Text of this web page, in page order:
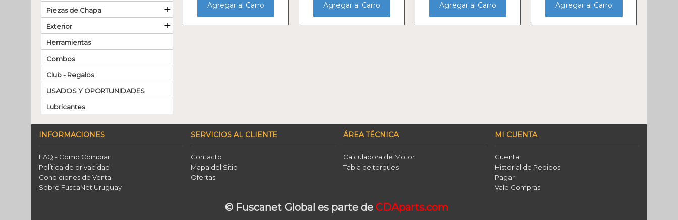
Piezas de Chapa
+
Exterior +
Herramientas
Combos
Club - Regalos
USADOS Y OPORTUNIDADES
Lubricantes
Agregar al Carro Agregar al Carro Agregar al Carro Agregar al Carro
INFORMACIONES
FAQ - Como Comprar
Política de privacidad
Condiciones de Venta
Sobre FuscaNet Uruguay
SERVICIOS AL CLIENTE
Contacto
Mapa del Sitio
Ofertas
ÁREA TÉCNICA
Calculadora de Motor
Tabla de torques
MI CUENTA
Cuenta
Historial de Pedidos
Pagar
Vale Compras
© Fuscanet Global es parte de CDAparts.com